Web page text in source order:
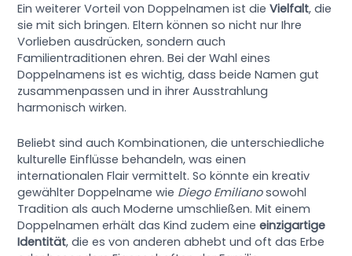
Ein weiterer Vorteil von Doppelnamen ist dieVielfalt, die
sie mit sich bringen. Eltern können so nicht nur Ihre
Vorlieben ausdrücken, sondern auch
Familientraditionen ehren. Bei der Wahl eines
Doppelnamens ist es wichtig, dass beide Namen gut
zusammenpassen und in ihrer Ausstrahlung
harmonisch wirken.
Beliebt sind auch Kombinationen, die unterschiedliche
kulturelle Einflüsse behandeln, was einen
internationalen Flair vermittelt. So könnte ein kreativ
gewählter Doppelname wie Diego Emilianosowohl
Tradition als auch Moderne umschließen. Mit einem
Doppelnamen erhält das Kind zudem eineeinzigartige
Identität, die es von anderen abhebt und oft das Erbe